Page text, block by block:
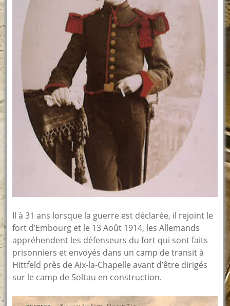
Il à 31 ans lorsque la guerre est déclarée, il rejoint le
fort d’Embourg et le 13 Août 1914, les Allemands
appréhendent les défenseurs du fort qui sont faits
prisonniers et envoyés dans un camp de transit à
Hittfeld près de Aix-la-Chapelle avant d’être dirigés
sur le camp de Soltau en construction.